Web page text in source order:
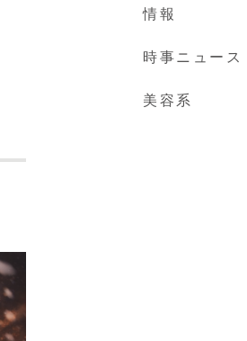
情報
時事ニュース
美容系